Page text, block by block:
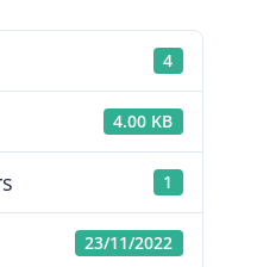
4
4.00 KB
1
23/11/2022